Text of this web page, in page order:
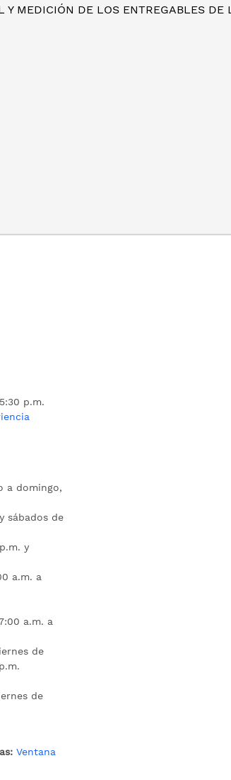
Y MEDICIÓN DE LOS ENTREGABLES
p.m.
a domingo,
sábados de
y
a.m. a
a.m. a
de
de
Ventana